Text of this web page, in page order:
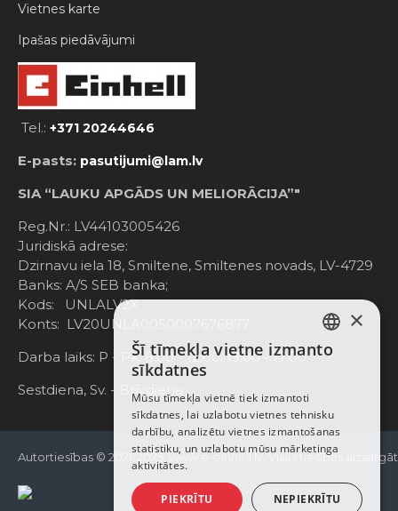
Vietnes karte
Ipašas piedāvājumi
Tel.: +371 20244646
E-pasts: pasutijumi@lam.lv
SIA “LAUKU APGĀDS UN MELIORĀCIJA”"
Reg.Nr.: LV44103005426
Juridiskā adrese:
Dzirnavu iela 18, Smiltene, Smiltenes novads, LV-4729
Banks: A/S SEB banka;
Kods: UNLALV2X
Konts: LV20UNLA0050007676877
Darba laiks: P - Pk. 8:00 - 12:00; 13:00 - 17:00
Sestdiena, Sv. - Brīvdiena
Autortiesības © 2021-2025, www.e-einhell.lv, Visas tiesības
LATVIAN
ENGLISH
×
Šī tīmekļa vietne izmanto
sīkdatnes
Mūsu tīmekļa vietnē tiek izmantoti
sīkdatnes, lai uzlabotu vietnes tehnisku
darbību, analizētu vietnes izmantošanas
statistiku, un uzlabotu mūsu mārketinga
aktivitātes.
PIEKRĪTU NEPIEKRĪTU